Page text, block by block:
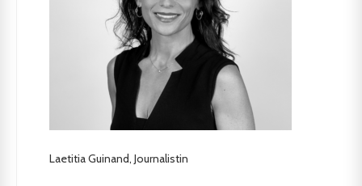
Laetitia Guinand, Journalistin